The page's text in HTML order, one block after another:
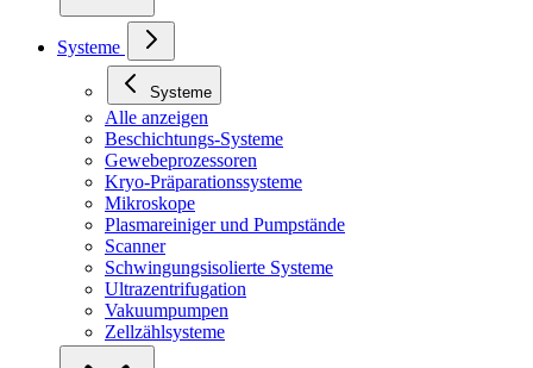
Systeme
Systeme
Alle anzeigen
Beschichtungs-Systeme
Gewebeprozessoren
Kryo-Präparationssysteme
Mikroskope
Plasmareiniger und Pumpstände
Scanner
Schwingungsisolierte Systeme
Ultrazentrifugation
Vakuumpumpen
Zellzählsysteme